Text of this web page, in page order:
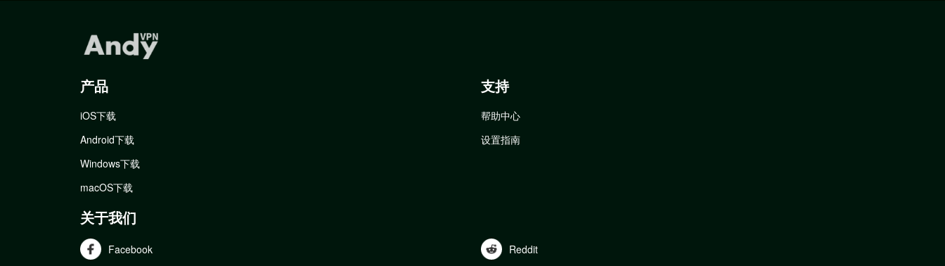
产品
iOS下载
Android下载
Windows下载
macOS下载
支持
帮助中心
设置指南
关于我们
Facebook Reddit